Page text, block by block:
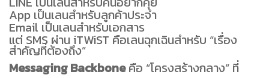
App เป็นเลนสำหรับลูกค้าประจำ
Email เป็นเลนสำหรับเอกสาร
แต่ SMS ผ่าน iTWiST คือเลนฉุกเฉินสำหรับ “เรื่อง
สำคัญที่ต้องถึง”
Messaging Backboneคือ “โครงสร้างกลาง” ที่